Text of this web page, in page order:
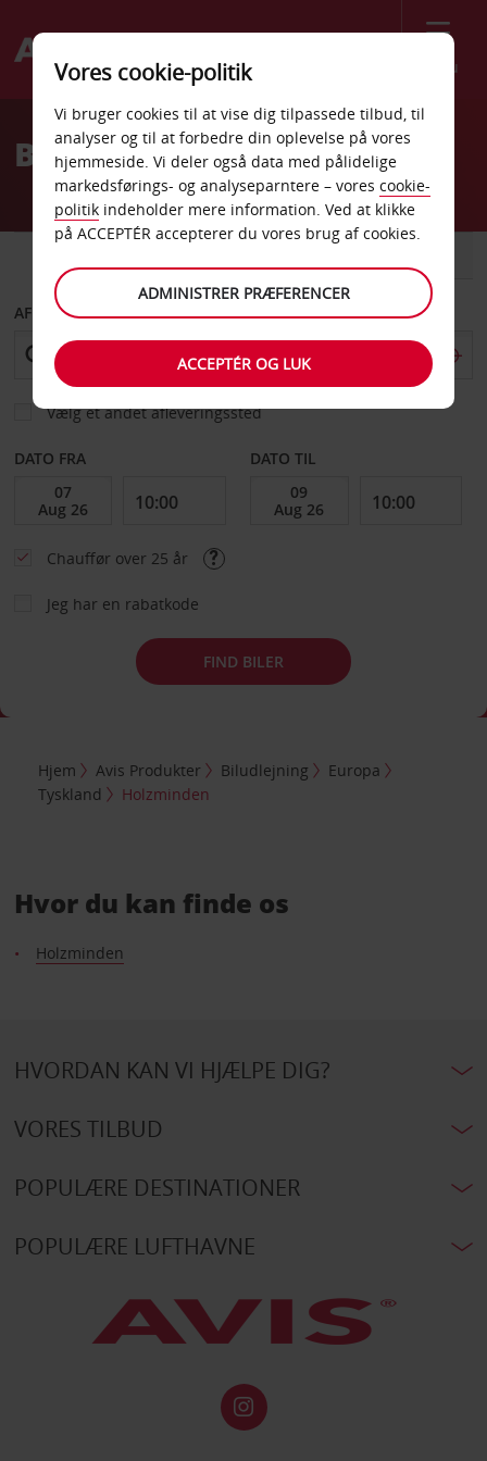
Menu
Welcome
AvisBilleje Holzminden
AFHENT FRA
Vælg et andet afleveringssted
DATO FRA DATO TIL
Chauffør over 25 år
Jeg har en rabatkode
FIND BILER
Hjem Avis Produkter Biludlejning
Europa
Tyskland
Holzminden
Hvor du kan finde os
Holzminden
HVORDAN KAN VI HJÆLPE DIG?
VORES TILBUD
POPULÆRE DESTINATIONER
POPULÆRE LUFTHAVNE
Vores cookie-politik
Vi bruger cookies til at vise dig tilpassede tilbud, til
analyser og til at forbedre din oplevelse på vores
hjemmeside. Vi deler også data med pålidelige
markedsførings- og analyseparntere – vores cookie-
politik indeholder mere information. Ved at klikke
på ACCEPTÉR accepterer du vores brug af cookies.
ADMINISTRER PRÆFERENCER
ACCEPTÉR OG LUK